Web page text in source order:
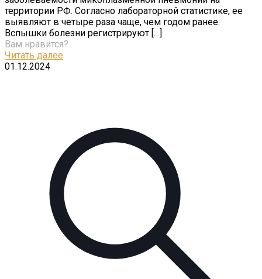
территории РФ. Согласно лабораторной статистике, ее
выявляют в четыре раза чаще, чем годом ранее.
Вспышки болезни регистрируют […]
Вам нравится?
Читать далее
01.12.2024